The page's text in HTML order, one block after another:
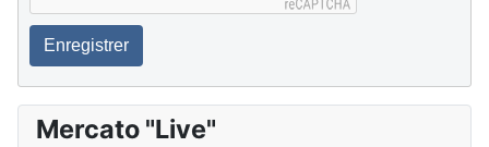
Enregistrer
Mercato "Live"